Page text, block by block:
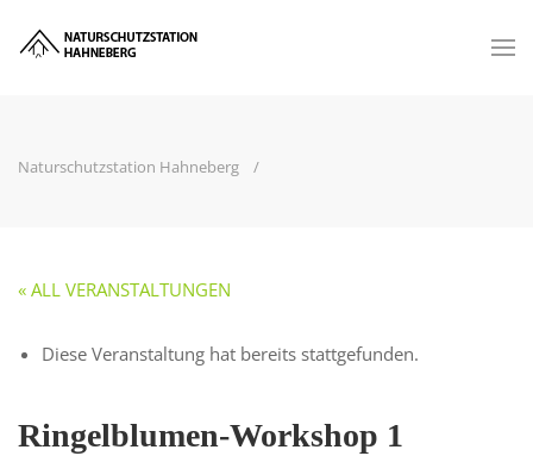
Naturschutzstation Hahneberg
« ALL VERANSTALTUNGEN
Diese Veranstaltung hat bereits stattgefunden.
Ringelblumen-Workshop 1